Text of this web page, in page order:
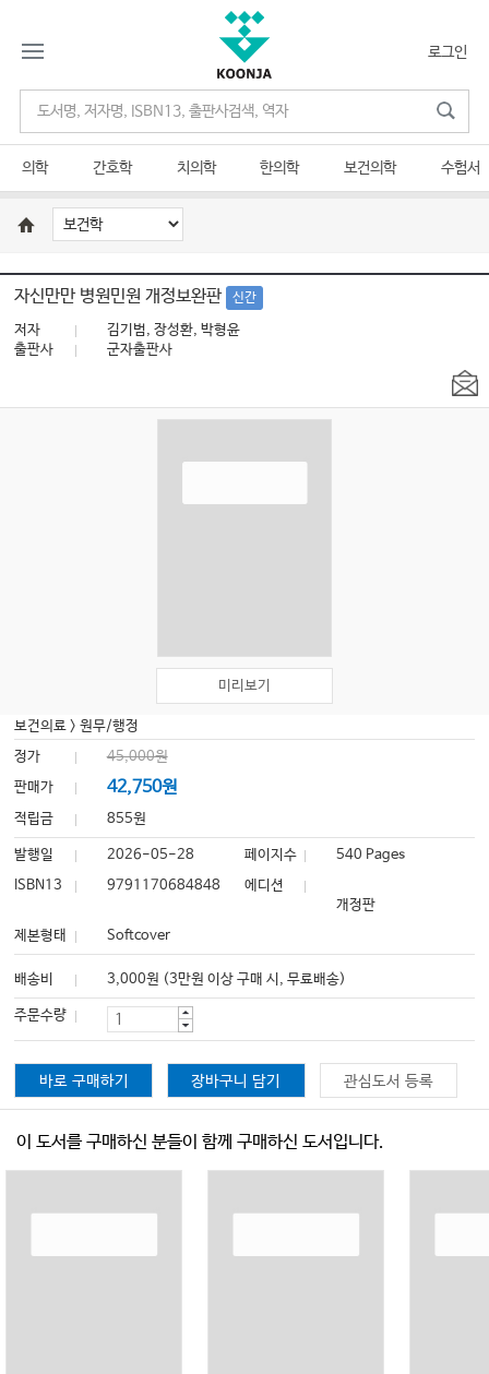
로그인
의학 간호학 치의학 한의학 보건의학 수험서
자신만만 병원민원 개정보완판 신간
저자
김기범, 장성환, 박형윤
출판사
군자출판사
미리보기
보건의료 >원무/행정
정가
45,000원
판매가
42,750원
적립금 855원
발행일 2026-05-28 페이지수
540 Pages
ISBN13
9791170684848
에디션
개정판
제본형태
Softcover
배송비 3,000원 (3만원 이상 구매 시, 무료배송)
주문수량
바로 구매하기 장바구니 담기 관심도서 등록
이 도서를 구매하신 분들이 함께 구매하신 도서입니다.